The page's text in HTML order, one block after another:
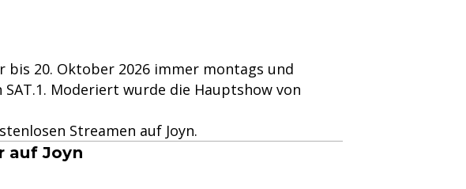
bis 20. Oktober 2026 immer montags und
Moderiert wurde die Hauptshow von
Streamen auf Joyn.
auf Joyn